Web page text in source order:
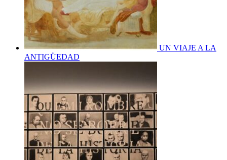
UN VIAJE A LA
ANTIGÜEDAD